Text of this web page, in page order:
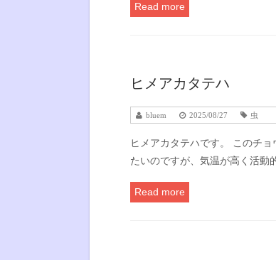
Read more
ヒメアカタテハ
bluem 2025/08/27 虫
ヒメアカタテハです。 このチ
たいのですが、気温が高く活動
Read more